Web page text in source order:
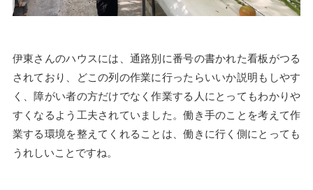
伊東さんのハウスには、通路別に番号の書かれた看板がつる
されており、どこの列の作業に行ったらいいか説明もしやす
く、障がい者の方だけでなく作業する人にとってもわかりや
すくなるよう工夫されていました。働き手のことを考えて作
業する環境を整えてくれることは、働きに行く側にとっても
うれしいことですね。